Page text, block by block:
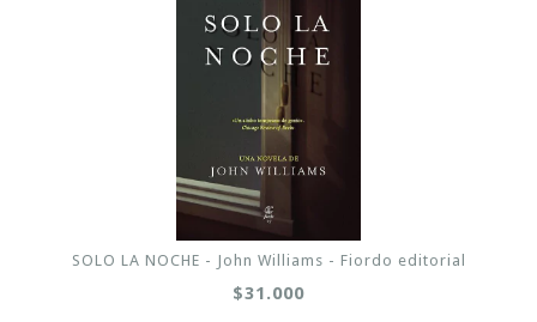
SOLO LA NOCHE - John Williams - Fiordo editorial
$31.000